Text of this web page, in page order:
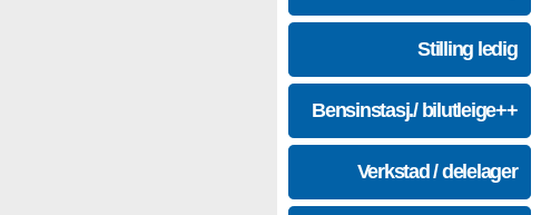
Stilling ledig
Bensinstasj./ bilutleige++
Verkstad / delelager